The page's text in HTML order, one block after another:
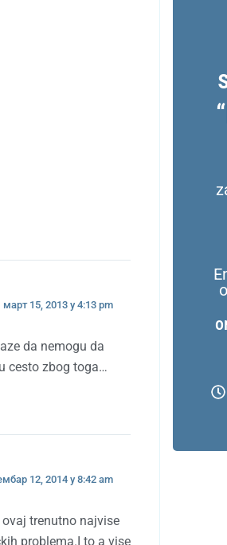
март 15, 2013 у 4:13 pm
da nemogu da
cesto zbog toga…
12, 2014 у 8:42 am
trenutno najvise
problema.I to a vise